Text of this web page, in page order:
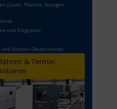
(Laser, Plasma, Autogen,
und Entgraten
Norden Deutschlands
& Termin